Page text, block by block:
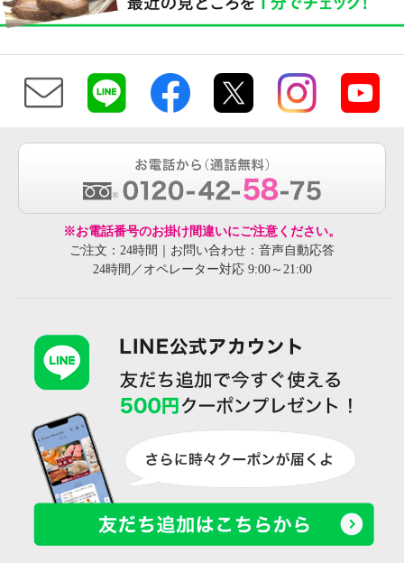
※お電話番号のお掛け間違いにご注意ください。
ご注文：24時間｜お問い合わせ：音声自動応答
24時間／オペレーター対応 9:00～21:00